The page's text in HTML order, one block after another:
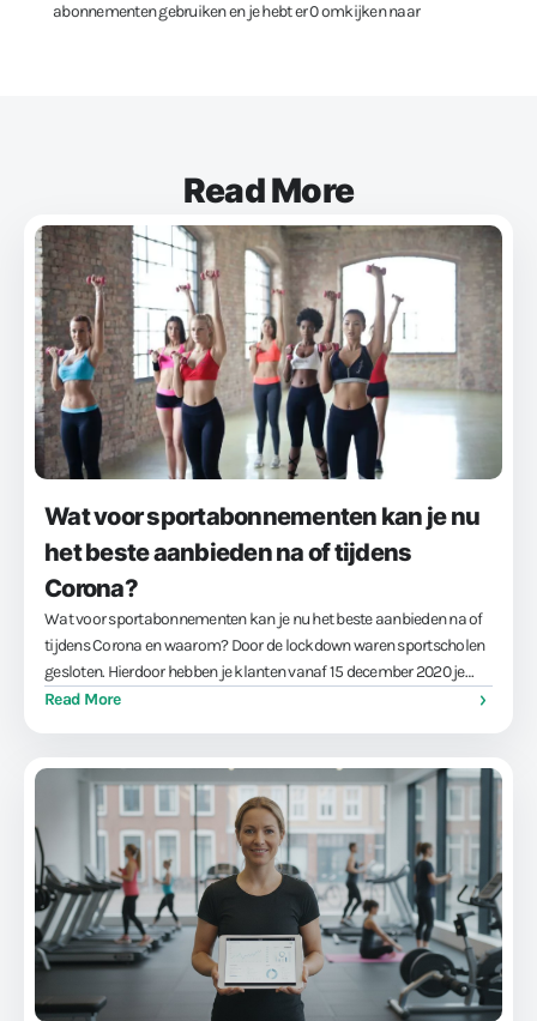
abonnementen gebruiken en je hebt er 0 omkijken naar
Read More
Wat voor sportabonnementen kan je nu
het beste aanbieden na of tijdens
Corona?
Wat voor sportabonnementen kan je nu het beste aanbieden na of
tijdens Corona en waarom? Door de lockdown waren sportscholen
gesloten. Hierdoor hebben je klanten vanaf 15 december 2020 je
sportschoolabonnement waarschijnlijk niet meer kunnen
Read More